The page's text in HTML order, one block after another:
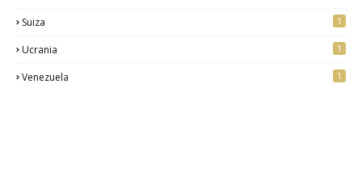
Suiza
1
Ucrania 1
Venezuela 1